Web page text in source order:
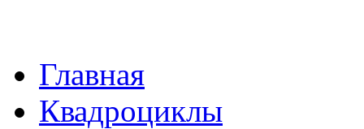
Главная
Квадроциклы